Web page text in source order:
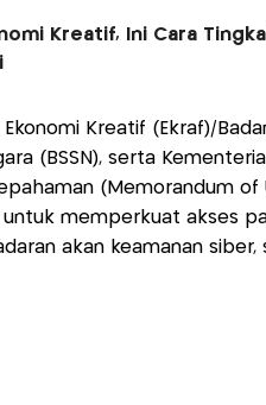
Kreatif, Ini Cara
Kreatif (Ekraf)/
(BSSN), serta
(Memorandum of
untuk memperkuat akses
akan keamanan